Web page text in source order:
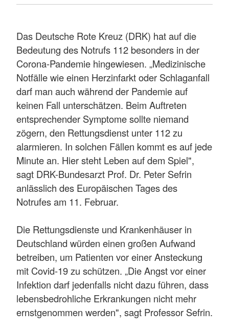
Das Deutsche Rote Kreuz (DRK) hat auf die
Bedeutung des Notrufs 112 besonders in der
Corona-Pandemie hingewiesen. „Medizinische
Notfälle wie einen Herzinfarkt oder Schlaganfall
darf man auch während der Pandemie auf
keinen Fall unterschätzen. Beim Auftreten
entsprechender Symptome sollte niemand
zögern, den Rettungsdienst unter 112 zu
alarmieren. In solchen Fällen kommt es auf jede
Minute an. Hier steht Leben auf dem Spiel",
sagt DRK-Bundesarzt Prof. Dr. Peter Sefrin
anlässlich des Europäischen Tages des
Notrufes am 11. Februar.
Die Rettungsdienste und Krankenhäuser in
Deutschland würden einen großen Aufwand
betreiben, um Patienten vor einer Ansteckung
mit Covid-19 zu schützen. „Die Angst vor einer
Infektion darf jedenfalls nicht dazu führen, dass
lebensbedrohliche Erkrankungen nicht mehr
ernstgenommen werden", sagt Professor Sefrin.